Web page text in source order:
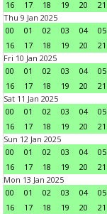
16
17 18 19 20 21
Thu 9 Jan 2025
00
01 02 03 04 05
16
17 18 19 20 21
Fri 10 Jan 2025
00
01 02 03 04 05
16
17 18 19 20 21
Sat 11 Jan 2025
00
01 02 03 04 05
16
17 18 19 20 21
Sun 12 Jan 2025
00
01 02 03 04 05
16
17 18 19 20 21
Mon 13 Jan 2025
00
01 02 03 04 05
16
17 18 19 20 21